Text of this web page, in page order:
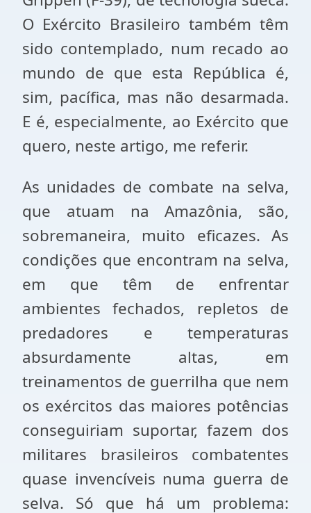
O Exército Brasileiro também têm
sido contemplado, num recado ao
mundo de que esta República é,
sim, pacífica, mas não desarmada.
E é, especialmente, ao Exército que
quero, neste artigo, me referir.
As unidades de combate na selva,
que atuam na Amazônia, são,
sobremaneira, muito eficazes. As
condições que encontram na selva,
em que têm de enfrentar
ambientes fechados, repletos de
predadores e temperaturas
absurdamente altas, em
treinamentos de guerrilha que nem
os exércitos das maiores potências
conseguiriam suportar, fazem dos
militares brasileiros combatentes
quase invencíveis numa guerra de
selva. Só que há um problema: